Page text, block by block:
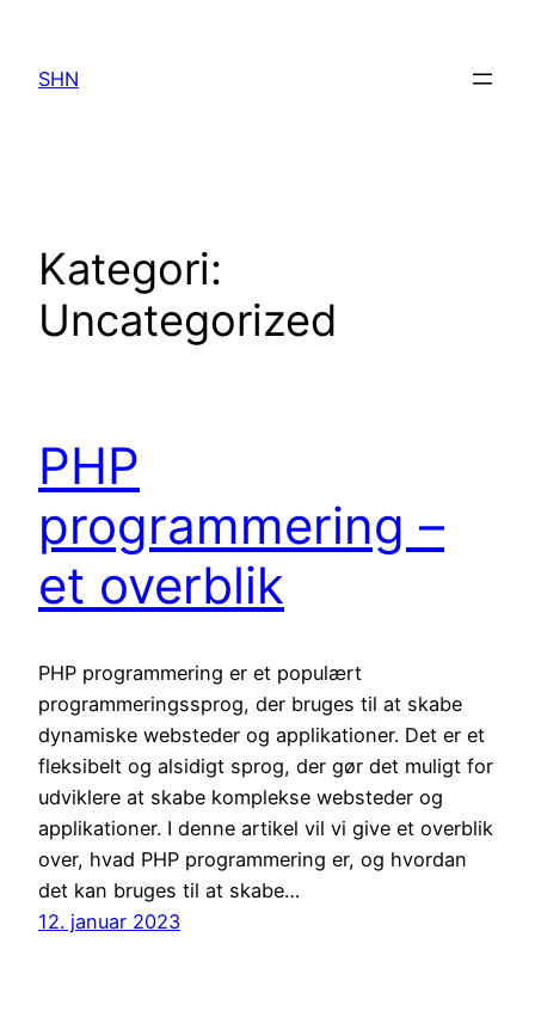
indhold
SHN
Kategori:
Uncategorized
PHP
programmering –
et overblik
PHP programmering er et populært
programmeringssprog, der bruges til at skabe
dynamiske websteder og applikationer. Det er et
fleksibelt og alsidigt sprog, der gør det muligt for
udviklere at skabe komplekse websteder og
applikationer. I denne artikel vil vi give et overblik
over, hvad PHP programmering er, og hvordan
det kan bruges til at skabe…
12. januar 2023